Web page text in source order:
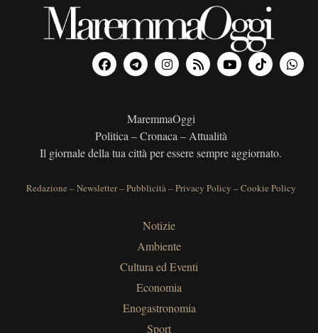
MaremmaOggi
Politica – Cronaca – Attualità
Il giornale della tua città per essere sempre aggiornato.
Redazione –Newsletter–Pubblicità–Privacy Policy –Cookie Policy
Notizie
Ambiente
Cultura ed Eventi
Economia
Enogastronomia
Sport